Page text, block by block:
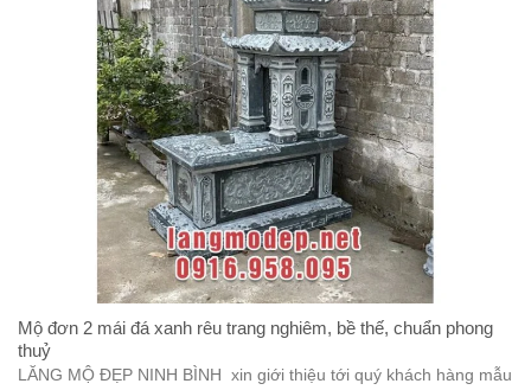
Mộ đơn 2 mái đá xanh rêu trang nghiêm, bề thế, chuẩn phong
thuỷ
LĂNG MỘ ĐẸP NINH BÌNH xin giới thiệu tới quý khách hàng mẫu